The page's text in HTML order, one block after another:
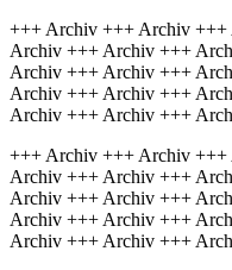
+++ Archiv +++ Archiv
Archiv +++ Archiv +++
Archiv +++ Archiv +++
Archiv +++ Archiv +++
Archiv +++ Archiv +++
+++ Archiv +++ Archiv
Archiv +++ Archiv +++
Archiv +++ Archiv +++
Archiv +++ Archiv +++
Archiv +++ Archiv +++